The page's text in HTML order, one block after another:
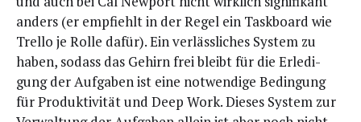
anders (er emp­fiehlt in der Regel ein Taskboard wie
Trel­lo je Rol­le dafür). Ein ver­läss­li­ches Sys­tem zu
haben, sodass das Gehirn frei bleibt für die Erle­di­
gung der Auf­ga­ben ist eine not­wen­di­ge Bedin­gung
für Pro­duk­ti­vi­tät und Deep Work. Die­ses Sys­tem zur